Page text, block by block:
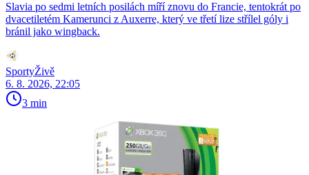
Slavia po sedmi letních posilách míří znovu do Francie, tentokrát po
dvacetiletém Kamerunci z Auxerre, který ve třetí lize střílel góly i
bránil jako wingback.
SportyŽivě
6. 8. 2026, 22:05
3 min